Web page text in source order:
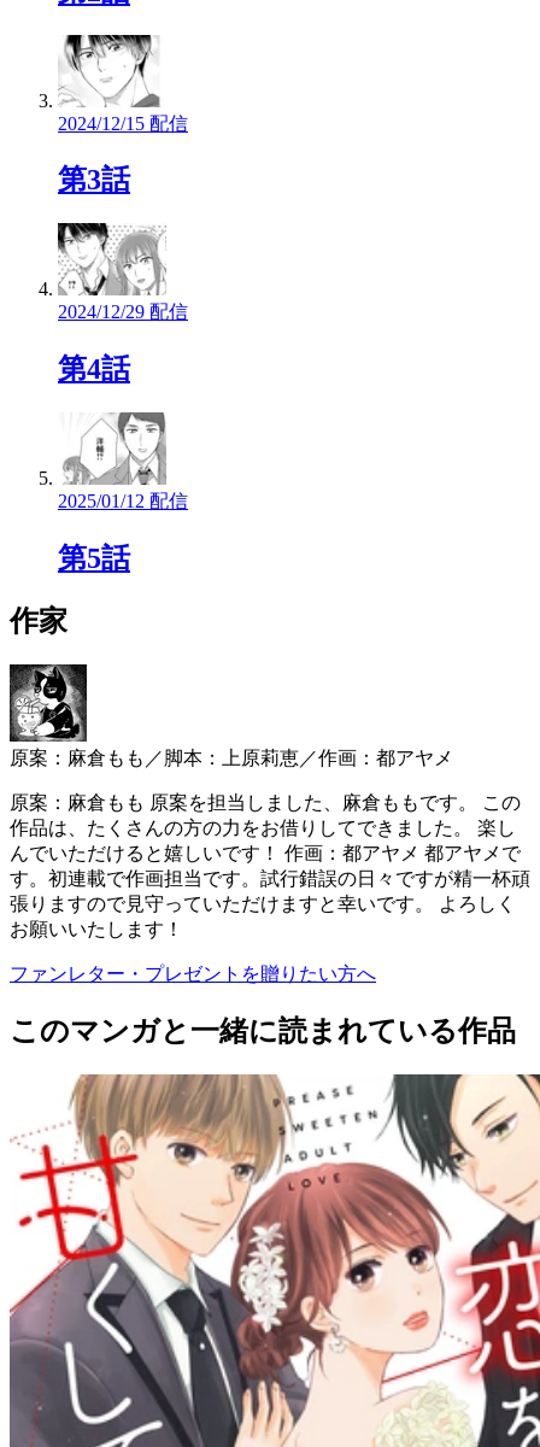
2024/12/15 配信
第3話
2024/12/29 配信
第4話
2025/01/12 配信
第5話
作家
原案：麻倉もも／脚本：上原莉恵／作画：都アヤメ
原案：麻倉もも 原案を担当しました、麻倉ももです。 この
作品は、たくさんの方の力をお借りしてできました。 楽し
んでいただけると嬉しいです！ 作画：都アヤメ 都アヤメで
す。初連載で作画担当です。試行錯誤の日々ですが精一杯頑
張りますので見守っていただけますと幸いです。 よろしく
お願いいたします！
ファンレター・プレゼントを贈りたい方へ
このマンガと一緒に読まれている作品